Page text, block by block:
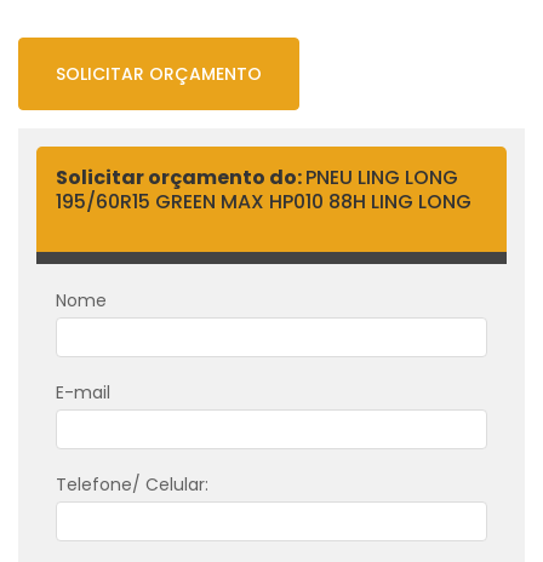
SOLICITAR ORÇAMENTO
Solicitar orçamento do:PNEU LING LONG
195/60R15 GREEN MAX HP010 88H LING LONG
Nome
E-mail
Telefone/ Celular: